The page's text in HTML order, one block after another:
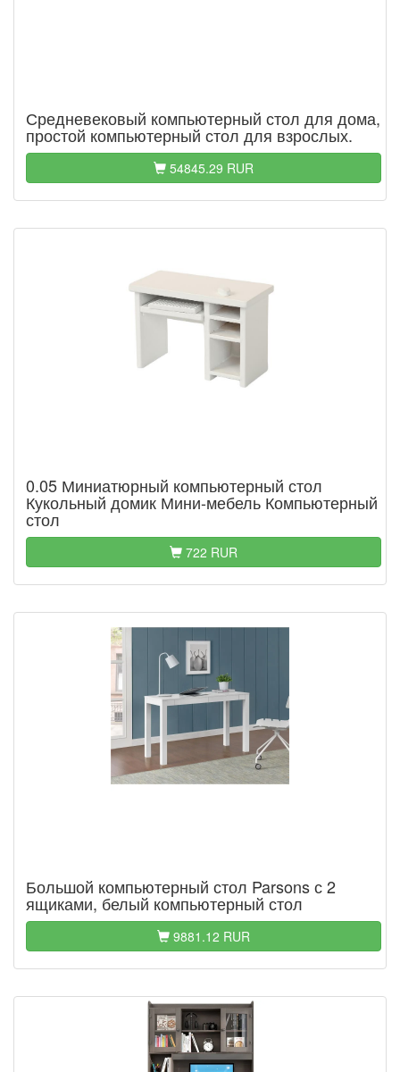
Средневековый компьютерный стол для дома,
простой компьютерный стол для взрослых.
54845.29 RUR
0.05 Миниатюрный компьютерный стол
Кукольный домик Мини-мебель Компьютерный
стол
722 RUR
Большой компьютерный стол Parsons с 2
ящиками, белый компьютерный стол
9881.12 RUR